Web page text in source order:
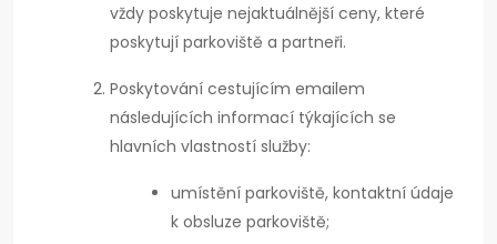
vždy poskytuje nejaktuálnější ceny, které
poskytují parkoviště a partneři.
Poskytování cestujícím emailem
následujících informací týkajících se
hlavních vlastností služby:
umístění parkoviště, kontaktní údaje
k obsluze parkoviště;